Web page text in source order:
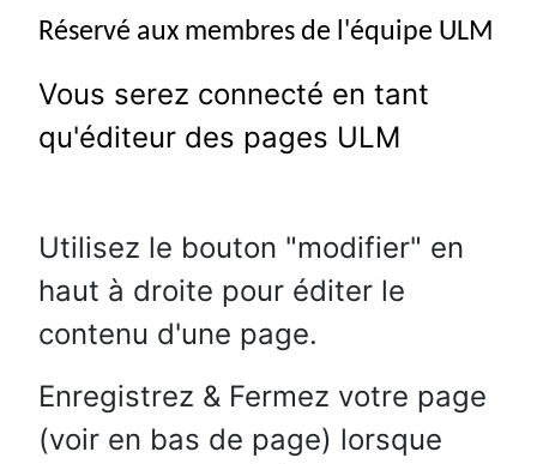
Détails
Réservé aux membres de l'équipe ULM
Vous serez connecté en tant
qu'éditeur des pages ULM
Utilisez le bouton "modifier" en
haut à droite pour éditer le
contenu d'une page.
Enregistrez & Fermez votre page
(voir en bas de page) lorsque